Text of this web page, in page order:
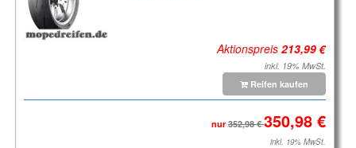
Aktionspreis
inkl. 19% MwSt.
Reifen kaufen
nur
inkl. 19% MwSt.